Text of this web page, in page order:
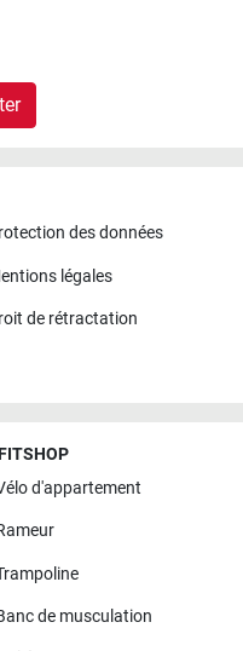
des données
légales
de rétractation
d'appartement
de musculation